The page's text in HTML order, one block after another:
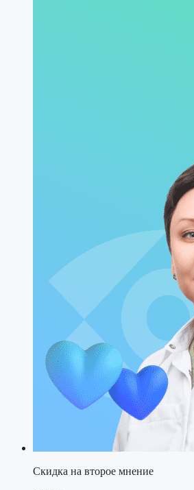
Скидка на второе мнение